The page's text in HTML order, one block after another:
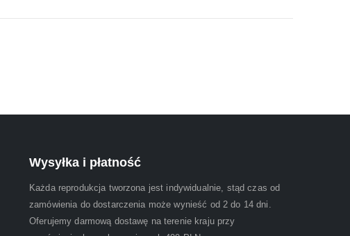
Wysyłka i płatność
Każda reprodukcja tworzona jest indywidualnie, stąd czas od
zamówienia do dostarczenia może wynieść od 2 do 14 dni.
Oferujemy darmową dostawę na terenie kraju przy